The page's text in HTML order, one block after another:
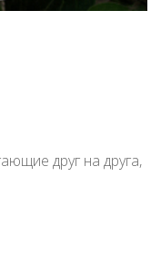
друг на друга,